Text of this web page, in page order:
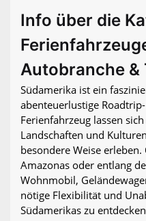
Info über die
Autobranche
Südamerika ist ein
abenteuerlustige
Ferienfahrzeug lassen
Landschaften und
besondere Weise
Amazonas oder entlang
Wohnmobil,
nötige Flexibilität und
Südamerikas zu